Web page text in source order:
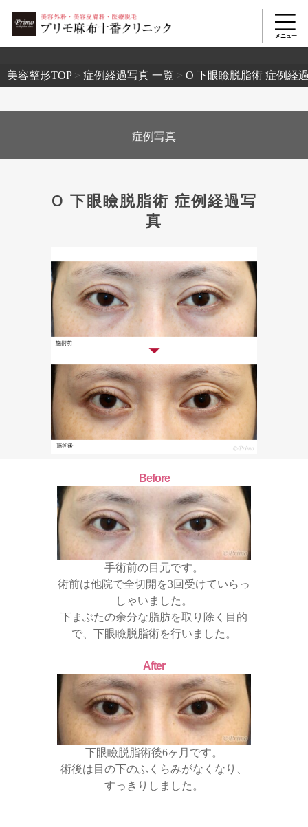
美容整形TOP> 症例経過写真 一覧 > O 下眼瞼脱脂術 症例経
症例写真
O 下眼瞼脱脂術 症例経過写
真
Before
手術前の目元です。
術前は他院で全切開を3回受けていらっ
しゃいました。
下まぶたの余分な脂肪を取り除く目的
で、下眼瞼脱脂術を行いました。
After
下眼瞼脱脂術後6ヶ月です。
術後は目の下のふくらみがなくなり、
すっきりしました。